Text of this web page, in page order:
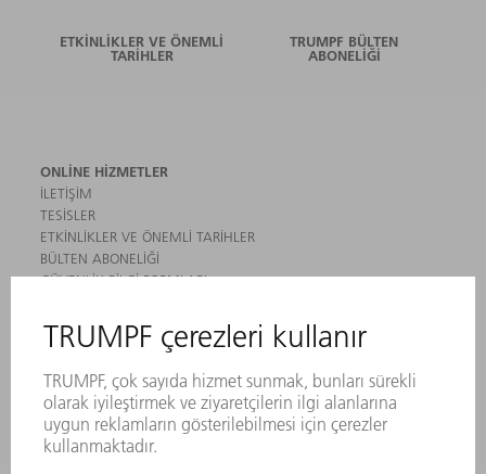
ETKINLIKLER VE ÖNEMLI
TARIHLER
TRUMPF BÜLTEN
ABONELIĞI
ONLINE HIZMETLER
İLETIŞIM
TESISLER
ETKINLIKLER VE ÖNEMLI TARIHLER
BÜLTEN ABONELIĞI
GÜVENLIK BILGI FORMLARI
MAKINALAR VE SISTEMLER
LAZER
ELEKTRIKLI ALETLER
SMART FACTORY
YAZILIM
SERVISLER